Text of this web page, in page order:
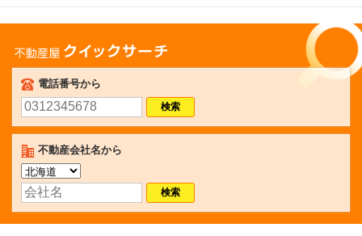
不動産屋クイックサーチ
電話番号から
不動産会社名から